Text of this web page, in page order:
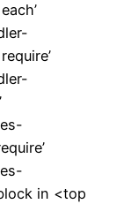
in <top